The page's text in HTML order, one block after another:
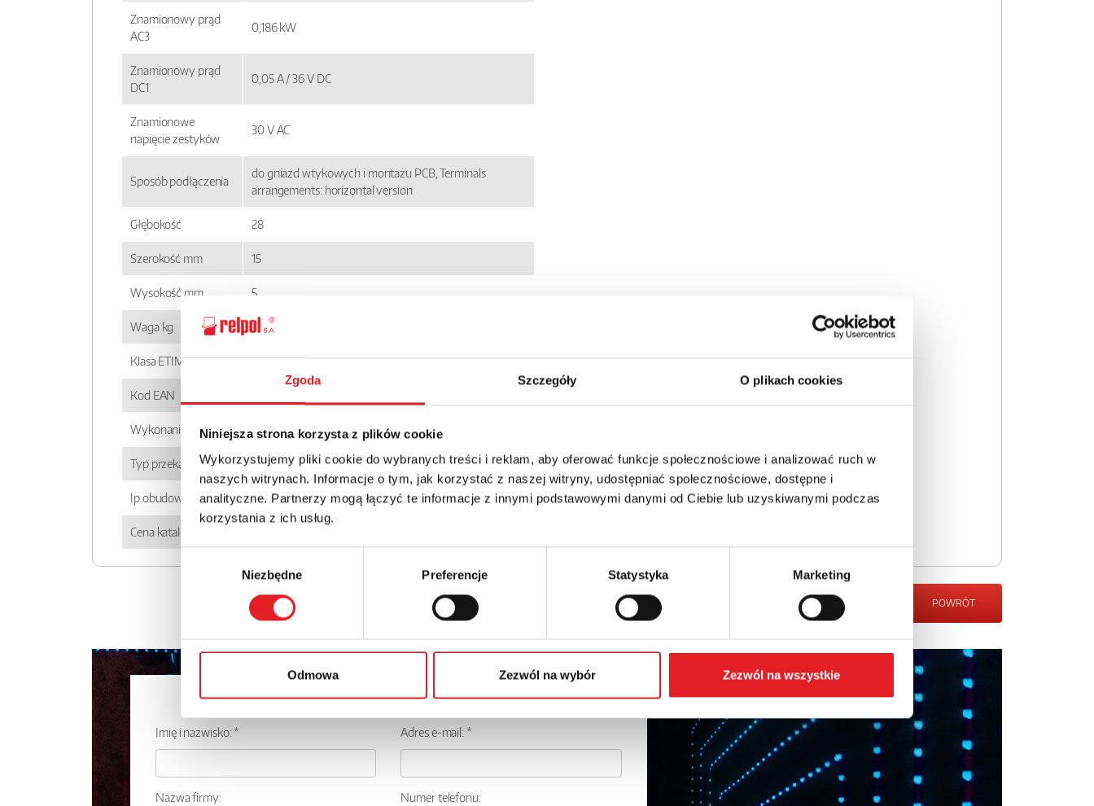
Zgoda Szczegóły O plikach cookies
Niniejsza strona korzysta z plików cookie
Wykorzystujemy pliki cookie do wybranych treści i reklam, aby oferować funkcje społecznościowe i analizować ruch w
naszych witrynach. Informacje o tym, jak korzystać z naszej witryny, udostępniać społecznościowe, dostępne i
analityczne. Partnerzy mogą łączyć te informacje z innymi podstawowymi danymi od Ciebie lub uzyskiwanymi podczas
korzystania z ich usług.
Niezbędne Preferencje Statystyka Marketing
Odmowa Zezwól na wybór Zezwól na wszystkie
Znamionowy prąd
AC3
0,186 kW
Znamionowy prąd
DC1
0,05 A / 36 V DC
Znamionowe
napięcie zestyków
30 V AC
Sposób podłączenia
do gniazd wtykowych i montażu PCB, Terminals
arrangements: horizontal version
Głębokość 28
Szerokość mm 15
Wysokość mm 5
Waga kg 0,006
Klasa ETIM EC001437
Kod EAN
Wykonanie niestandardowe
Typ przekaźnika RM699BH
Ip obudowy IP 67
Cena katalogowa
POWRÓT
Zapytaj o szczegóły oferty
Imię i nazwisko: * Adres e-mail: *
Nazwa firmy: Numer telefonu: